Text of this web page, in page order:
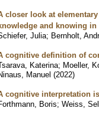
closer look at
and knowing in
Julia; Bernholt,
cognitive definition of
Katerina; Moeller,
Manuel (2022)
cognitive interpretation
Boris; Weiss,